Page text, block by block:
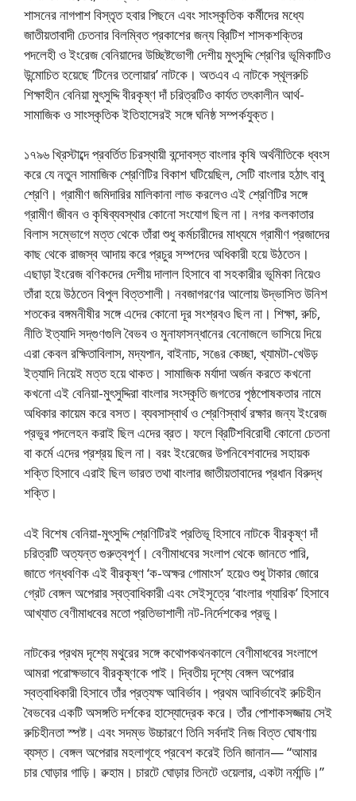
শাসনের নাগপাশ বিস্তৃত হবার পিছনে এবং সাংস্কৃতিক কর্মীদের মধ্যে
জাতীয়তাবাদী চেতনার বিলম্বিত প্রকাশের জন্য ব্রিটিশ শাসকশক্তির
পদলেহী ও ইংরেজ বেনিয়াদের উচ্ছিষ্টভোগী দেশীয় মুৎসুদ্দি শ্রেণির ভূমিকাটিও
উন্মোচিত হয়েছে ‘টিনের তলোয়ার’ নাটকে। অতএব এ নাটকে স্থূলরুচি
শিক্ষাহীন বেনিয়া মুৎসুদ্দি বীরকৃষ্ণ দাঁ চরিত্রটিও কার্যত তৎকালীন আর্থ-
সামাজিক ও সাংস্কৃতিক ইতিহাসেরই সঙ্গে ঘনিষ্ঠ সম্পর্কযুক্ত।
১৭৯৬ খ্রিস্টাব্দে প্রবর্তিত চিরস্থায়ী বন্দোবস্ত বাংলার কৃষি অর্থনীতিকে ধ্বংস
করে যে নতুন সামাজিক শ্রেণিটির বিকাশ ঘটিয়েছিল, সেটি বাংলার হঠাৎ বাবু
শ্রেণি। গ্রামীণ জমিদারির মালিকানা লাভ করলেও এই শ্রেণিটির সঙ্গে
গ্রামীণ জীবন ও কৃষিব্যবস্থার কোনো সংযোগ ছিল না। নগর কলকাতার
বিলাস সম্ভোগে মত্ত থেকে তাঁরা শুধু কর্মচারীদের মাধ্যমে গ্রামীণ প্রজাদের
কাছ থেকে রাজস্ব আদায় করে প্রচুর সম্পদের অধিকারী হয়ে উঠতেন।
এছাড়া ইংরেজ বণিকদের দেশীয় দালাল হিসাবে বা সহকারীর ভূমিকা নিয়েও
তাঁরা হয়ে উঠতেন বিপুল বিত্তশালী। নবজাগরণের আলোয় উদ্ভাসিত উনিশ
শতকের বঙ্গমনীষীর সঙ্গে এদের কোনো দূর সংশ্রবও ছিল না। শিক্ষা, রুচি,
নীতি ইত্যাদি সদ্‌গুণগুলি বৈভব ও মুনাফাসন্ধানের বেনোজলে ভাসিয়ে দিয়ে
এরা কেবল রক্ষিতাবিলাস, মদ্যপান, বাইনাচ, সঙের কেচ্ছা, খ্যামটা-খেউড়
ইত্যাদি নিয়েই মত্ত হয়ে থাকত। সামাজিক মর্যাদা অর্জন করতে কখনো
কখনো এই বেনিয়া-মুৎসুদ্দিরা বাংলার সংস্কৃতি জগতের পৃষ্ঠপোষকতার নামে
অধিকার কায়েম করে বসত। ব্যবসাস্বার্থ ও শ্রেণিস্বার্থ রক্ষার জন্য ইংরেজ
প্রভুর পদলেহন করাই ছিল এদের ব্রত। ফলে ব্রিটিশবিরোধী কোনো চেতনা
বা কর্মে এদের প্রশ্রয় ছিল না। বরং ইংরেজের উপনিবেশবাদের সহায়ক
শক্তি হিসাবে এরাই ছিল ভারত তথা বাংলার জাতীয়তাবাদের প্রধান বিরুদ্ধ
শক্তি।
এই বিশেষ বেনিয়া-মুৎসুদ্দি শ্রেণিটিরই প্রতিভূ হিসাবে নাটকে বীরকৃষ্ণ দাঁ
চরিত্রটি অত্যন্ত গুরুত্বপূর্ণ। বেণীমাধবের সংলাপ থেকে জানতে পারি,
জাতে গন্ধবণিক এই বীরকৃষ্ণ ‘ক-অক্ষর গোমাংস’ হয়েও শুধু টাকার জোরে
গ্রেট বেঙ্গল অপেরার স্বত্বাধিকারী এবং সেইসূত্রে ‘বাংলার গ্যারিক’ হিসাবে
আখ্যাত বেণীমাধবের মতো প্রতিভাশালী নট-নির্দেশকের প্রভু।
নাটকের প্রথম দৃশ্যে মথুরের সঙ্গে কথোপকথনকালে বেণীমাধবের সংলাপে
আমরা পরোক্ষভাবে বীরকৃষ্ণকে পাই। দ্বিতীয় দৃশ্যে বেঙ্গল অপেরার
স্বত্বাধিকারী হিসাবে তাঁর প্রত্যক্ষ আবির্ভাব। প্রথম আবির্ভাবেই রুচিহীন
বৈভবের একটি অসঙ্গতি দর্শকের হাস্যোদ্রেক করে। তাঁর পোশাকসজ্জায় সেই
রুচিহীনতা স্পষ্ট। এবং সদম্ভ উচ্চারণে তিনি সর্বদাই নিজ বিত্ত ঘোষণায়
ব্যস্ত। বেঙ্গল অপেরার মহলাগৃহে প্রবেশ করেই তিনি জানান— “আমার
চার ঘোড়ার গাড়ি। ৱুহাম। চারটে ঘোড়ার তিনটে ওয়েলার, একটা নর্মান্ডি।”